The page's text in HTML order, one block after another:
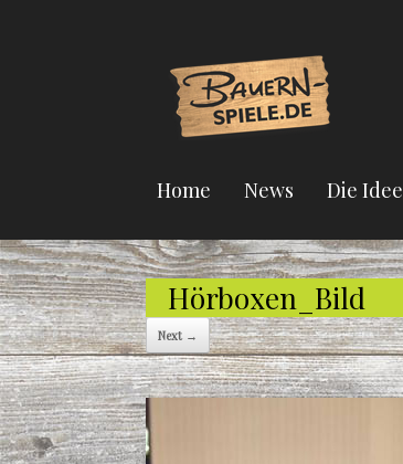
Home News Die Idee
Hörboxen_Bild
Next →